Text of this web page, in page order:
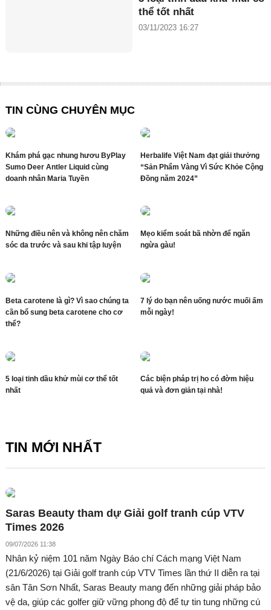
thể tốt nhất
03/11/2023 16:27
TIN CÙNG CHUYÊN MỤC
Khám phá gạc nhung hươu ByPlay
Sumo Deer Antler Liquid cùng
doanh nhân Maria Tuyền
Herbalife Việt Nam đạt giải thưởng
“Sản Phẩm Vàng Vì Sức Khỏe Cộng
Đồng năm 2024”
Những điều nên và không nên chăm
sóc da trước và sau khi tập luyện
Mẹo kiểm soát bã nhờn để ngăn
ngừa gàu!
Beta carotene là gì? Vì sao chúng ta
cần bổ sung beta carotene cho cơ
thể?
7 lý do bạn nên uống nước muối ấm
mỗi ngày!
5 loại tinh dầu khử mùi cơ thể tốt
nhất
Các biện pháp trị ho có đờm hiệu
quả và đơn giản tại nhà!
TIN MỚI NHẤT
Saras Beauty tham dự Giải golf tranh cúp VTV
Times 2026
09/07/2026 11:38
Nhân kỷ niệm 101 năm Ngày Báo chí Cách mạng Việt Nam
(21/6/2026) tại Giải golf tranh cúp VTV Times lần thứ II diễn ra tại
sân Tân Sơn Nhất, Saras Beauty mang đến những giải pháp bảo
vệ da, giúp các golfer giữ vững phong độ để tự tin tung những cú